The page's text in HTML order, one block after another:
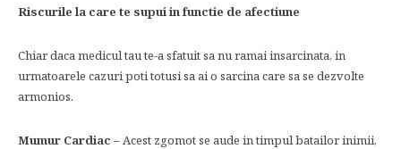
Riscurile la care te supui in functie de afectiune
Chiar daca medicul tau te-a sfatuit sa nu ramai insarcinata, in
urmatoarele cazuri poti totusi sa ai o sarcina care sa se dezvolte
armonios.
Mumur Cardiac – Acest zgomot se aude in timpul batailor inimii,